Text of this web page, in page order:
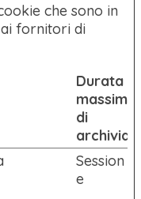
che sono in
ai fornitori di
Durata
massima
di
Session
e